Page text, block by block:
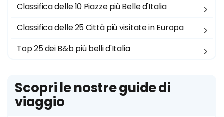
Classifica delle 10 Piazze più Belle d'Italia
Classifica delle 25 Città più visitate in Europa
Top 25 dei B&b più belli d'Italia
Scopri le nostre guide di
viaggio